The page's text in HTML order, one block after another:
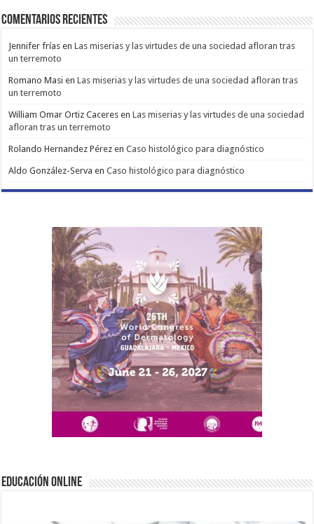
Comentarios Recientes
Jennifer frías enLas miserias y las virtudes de una sociedad afloran tras
un terremoto
Romano Masi enLas miserias y las virtudes de una sociedad afloran tras
un terremoto
William Omar Ortiz Caceres enLas miserias y las virtudes de una sociedad
afloran tras un terremoto
Rolando Hernandez Pérez enCaso histológico para diagnóstico
Aldo González-Serva enCaso histológico para diagnóstico
EDUCACIÓN ONLINE